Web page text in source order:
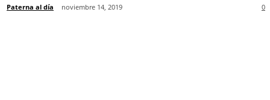
Paterna al día noviembre 14, 2019 0